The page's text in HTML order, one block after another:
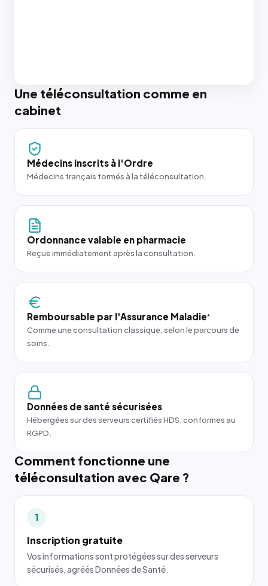
Une téléconsultation comme en
cabinet
Médecins inscrits à l'Ordre
Médecins français formés à la téléconsultation.
Ordonnance valable en pharmacie
Reçue immédiatement après la consultation.
Remboursable par l'Assurance Maladie*
Comme une consultation classique, selon le parcours de
soins.
Données de santé sécurisées
Hébergées sur des serveurs certifiés HDS, conformes au
RGPD.
Comment fonctionne une
téléconsultation avec Qare ?
1
Inscription gratuite
Vos informations sont protégées sur des serveurs
sécurisés, agréés Données de Santé.